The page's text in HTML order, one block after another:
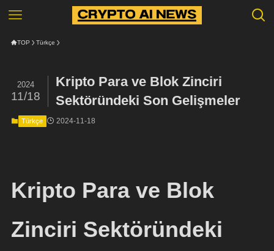
TOP Türkçe
Kripto Para ve Blok Zinciri
Sektöründeki Son Gelişmeler
2024
11/18
Türkçe 2024-11-18
Kripto Para ve Blok
Zinciri Sektöründeki